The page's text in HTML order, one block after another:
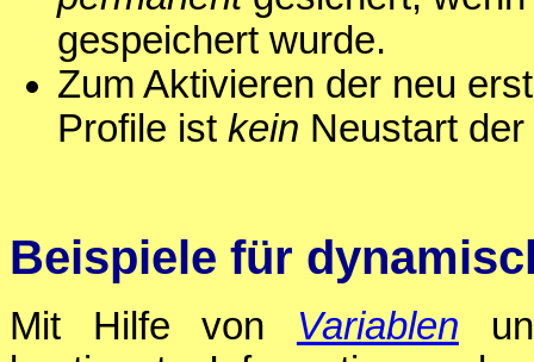
gespeichert wurde.
Zum Aktivieren der neu
Profile ist kein Neustart
Beispiele für
Mit Hilfe von Variablen